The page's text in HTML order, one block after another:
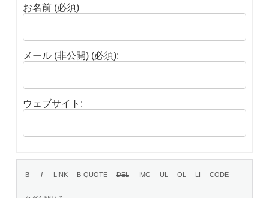
お名前 (必須)
メール (非公開) (必須):
ウェブサイト: